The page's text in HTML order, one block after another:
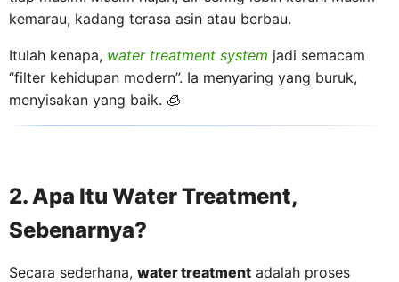
kemarau, kadang terasa asin atau berbau.
Itulah kenapa, water treatment system jadi semacam
“filter kehidupan modern”. Ia menyaring yang buruk,
menyisakan yang baik. 🧊
2. Apa Itu Water Treatment,
Sebenarnya?
Secara sederhana, water treatment adalah proses